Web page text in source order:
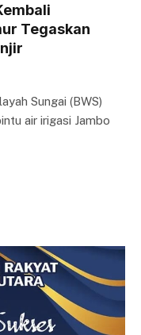
Tegaskan
Sungai (BWS)
air irigasi Jambo